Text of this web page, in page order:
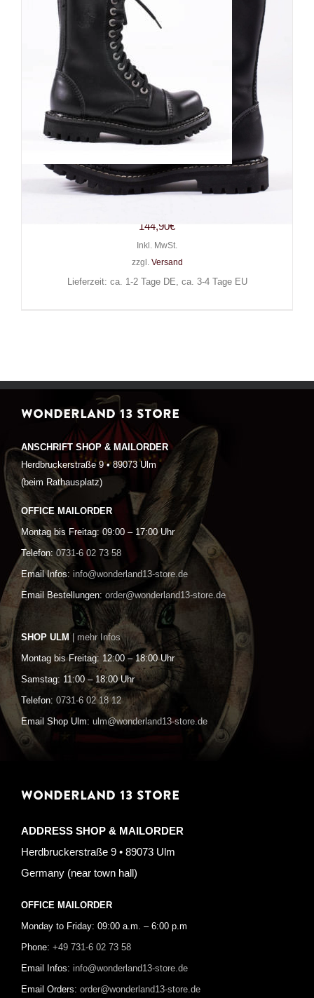
Angry Itch 10-Loch Gothic
144,90€
Inkl. MwSt.
zzgl. Versand
Lieferzeit: ca. 1-2 Tage DE, ca. 3-4 Tage EU
WONDERLAND 13 STORE
ANSCHRIFT SHOP & MAILORDER
Herdbruckerstraße 9 • 89073 Ulm
(beim Rathausplatz)
OFFICE MAILORDER
Montag bis Freitag: 09:00 – 17:00 Uhr
Telefon: 0731-6 02 73 58
Email Infos: info@wonderland13-store.de
Email Bestellungen: order@wonderland13-store.de
SHOP ULM | mehr Infos
Montag bis Freitag: 12:00 – 18:00 Uhr
Samstag: 11:00 – 18:00 Uhr
Telefon: 0731-6 02 18 12
Email Shop Ulm: ulm@wonderland13-store.de
WONDERLAND 13 STORE
ADDRESS SHOP & MAILORDER
Herdbruckerstraße 9 • 89073 Ulm
Germany (near town hall)
OFFICE MAILORDER
Monday to Friday: 09:00 a.m. – 6:00 p.m
Phone: +49 731-6 02 73 58
Email Infos: info@wonderland13-store.de
Email Orders: order@wonderland13-store.de